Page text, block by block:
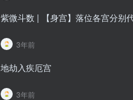
紫微斗数 | 【身宫】落位各宫分别
3年前
地劫入疾厄宫
3年前